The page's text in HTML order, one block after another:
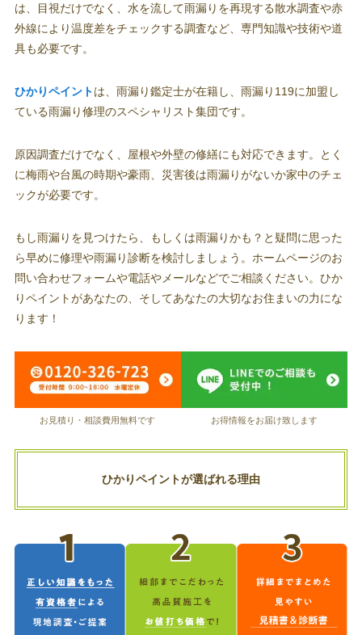
は、目視だけでなく、水を流して雨漏りを再現する散水調査や赤
外線により温度差をチェックする調査など、専門知識や技術や道
具も必要です。
ひかりペイントは、雨漏り鑑定士が在籍し、雨漏り119に加盟し
ている雨漏り修理のスペシャリスト集団です。
原因調査だけでなく、屋根や外壁の修繕にも対応できます。とく
に梅雨や台風の時期や豪雨、災害後は雨漏りがないか家中のチェ
ックが必要です。
もし雨漏りを見つけたら、もしくは雨漏りかも？と疑問に思った
ら早めに修理や雨漏り診断を検討しましょう。ホームページのお
問い合わせフォームや電話やメールなどでご相談ください。ひか
りペイントがあなたの、そしてあなたの大切なお住まいの力にな
ります！
お見積り・相談費用無料です お得情報をお届け致します
ひかりペイントが選ばれる理由